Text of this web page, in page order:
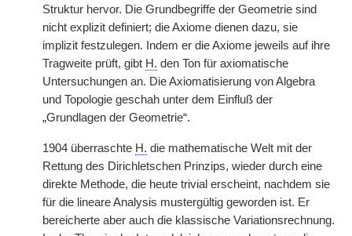
Struktur hervor. Die Grundbegriffe der Geometrie sind
nicht explizit definiert; die Axiome dienen dazu, sie
implizit festzulegen. Indem er die Axiome jeweils auf ihre
Tragweite prüft, gibt H. den Ton für axiomatische
Untersuchungen an. Die Axiomatisierung von Algebra
und Topologie geschah unter dem Einfluß der
„Grundlagen der Geometrie“.
1904 überraschte H. die mathematische Welt mit der
Rettung des Dirichletschen Prinzips, wieder durch eine
direkte Methode, die heute trivial erscheint, nachdem sie
für die lineare Analysis mustergültig geworden ist. Er
bereicherte aber auch die klassische Variationsrechnung.